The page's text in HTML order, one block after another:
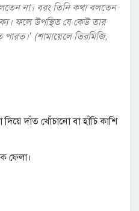
না। বরং তিনি কথা বলতেন
ফলে উপস্থিত যে কেউ তার
(শামায়েলে তিরমিজি,
দাঁত খোঁচানো বা হাঁচি কাশি
ফেলা।